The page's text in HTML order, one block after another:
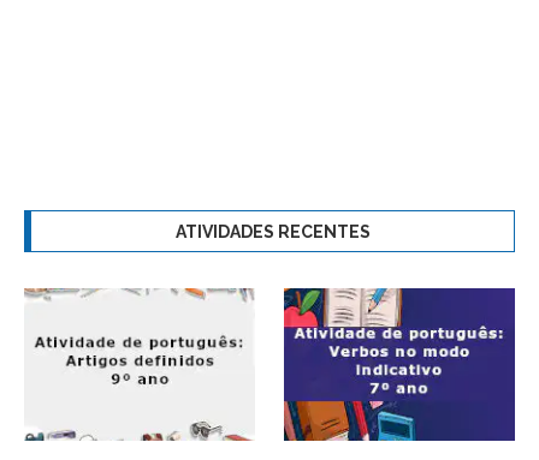
ATIVIDADES RECENTES